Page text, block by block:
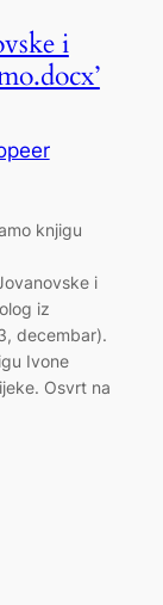
i
knjigu
i
iz
decembar).
Ivone
Osvrt na